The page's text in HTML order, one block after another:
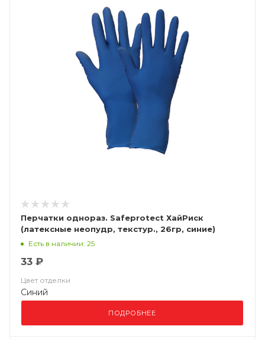
Перчатки однораз. Safeprotect ХайРиск
(латексные неопудр, текстур., 26гр, синие)
Есть в наличии: 25
33 ₽
Цвет отделки
Синий
ПОДРОБНЕЕ